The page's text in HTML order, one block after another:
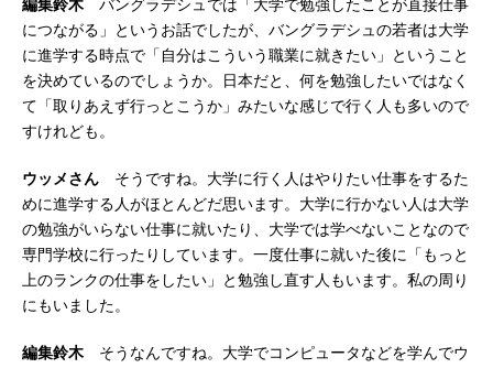
編集鈴木 バングラデシュでは「大学で勉強したことが直接仕事
につながる」というお話でしたが、バングラデシュの若者は大学
に進学する時点で「自分はこういう職業に就きたい」ということ
を決めているのでしょうか。日本だと、何を勉強したいではなく
て「取りあえず行っとこうか」みたいな感じで行く人も多いので
すけれども。
ウッメさん そうですね。大学に行く人はやりたい仕事をするた
めに進学する人がほとんどだ思います。大学に行かない人は大学
の勉強がいらない仕事に就いたり、大学では学べないことなので
専門学校に行ったりしています。一度仕事に就いた後に「もっと
上のランクの仕事をしたい」と勉強し直す人もいます。私の周り
にもいました。
編集鈴木 そうなんですね。大学でコンピュータなどを学んでウ